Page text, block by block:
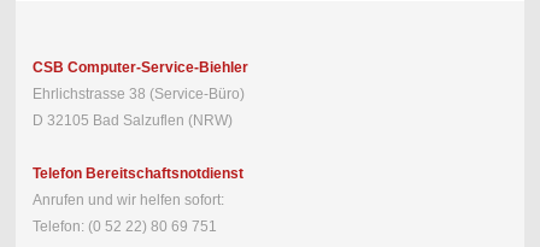
CSB Computer-Service-Biehler
Ehrlichstrasse 38 (Service-Büro)
D 32105 Bad Salzuflen (NRW)
Telefon Bereitschaftsnotdienst
Anrufen und wir helfen sofort:
Telefon: (0 52 22) 80 69 751